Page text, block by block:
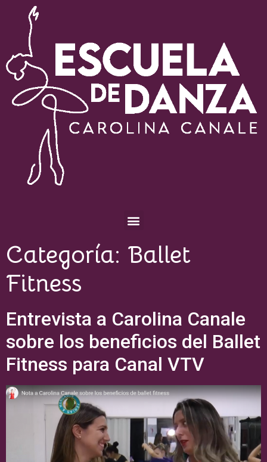
Categoría: Ballet
Fitness
Entrevista a Carolina Canale
sobre los beneficios del Ballet
Fitness para Canal VTV